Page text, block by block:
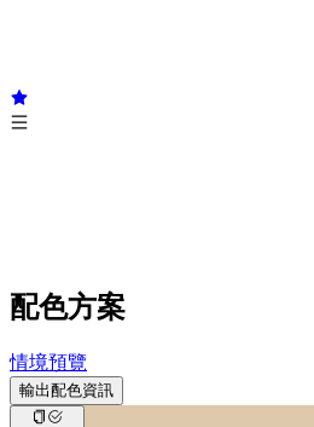
配色方案
情境預覽
輸出配色資訊